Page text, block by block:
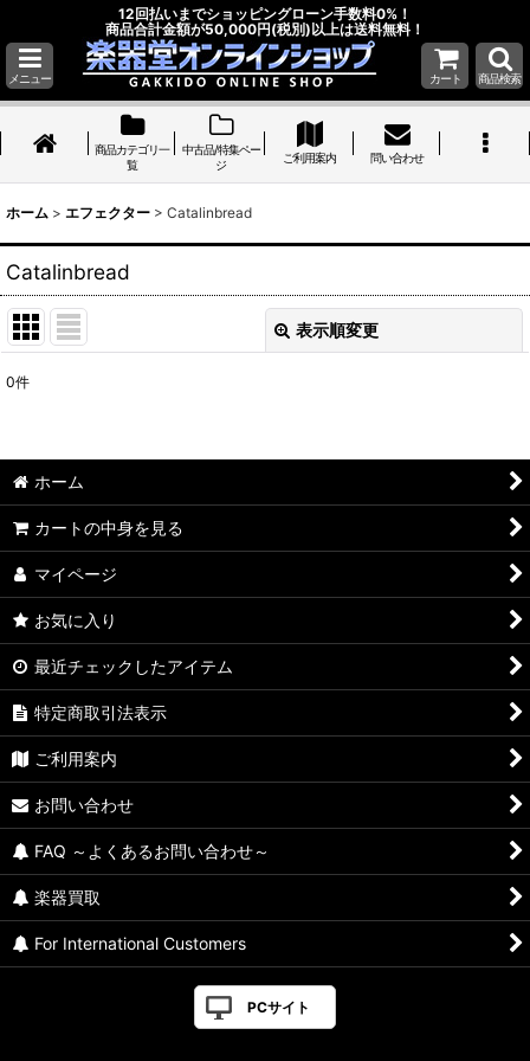
12回払いまでショッピングローン手数料0%！
商品合計金額が50,000円(税別)以上は送料無料！
メニュー カート 商品検索
商品カテゴリ一
覧
中古品/特集ペー
ジ
ご利用案内 問い合わせ
ホーム > エフェクター > Catalinbread
Catalinbread
表示順変更
並び順:
0件
ホーム
カートの中身を見る
マイページ
お気に入り
最近チェックしたアイテム
特定商取引法表示
ご利用案内
お問い合わせ
FAQ ～よくあるお問い合わせ～
楽器買取
For International Customers
PCサイト